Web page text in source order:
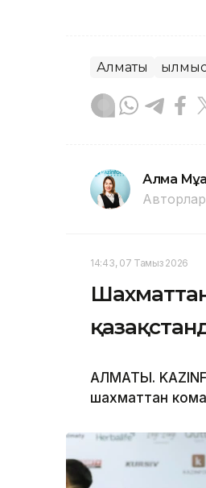
Алматы
Алма
Авторлар
14:43, 07 Тамыз 2026
АЛМАТЫ.
шахматтан